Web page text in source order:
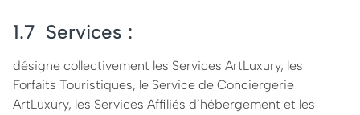
1.7 Services :
désigne collectivement les Services ArtLuxury, les
Forfaits Touristiques, le Service de Conciergerie
ArtLuxury, les Services Affiliés d’hébergement et les